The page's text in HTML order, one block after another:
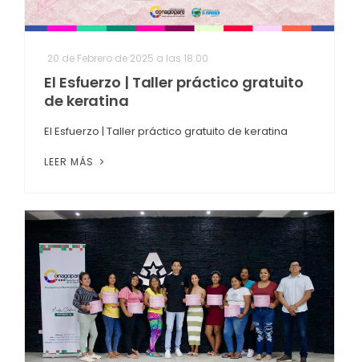
20 de Febrero de 2025 a las 18:00
El Esfuerzo | Taller práctico gratuito
de keratina
El Esfuerzo | Taller práctico gratuito de keratina
LEER MÁS